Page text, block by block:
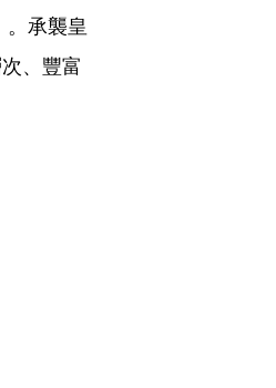
承襲皇
、豐富